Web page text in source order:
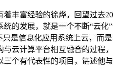
着丰富经验的徐烨，回望过去20
的发展，就是一个不断“云化”
只是信息化应用系统上云，而是
云计算平台相互融合的过程，
个有代表性的项目，讲述他与